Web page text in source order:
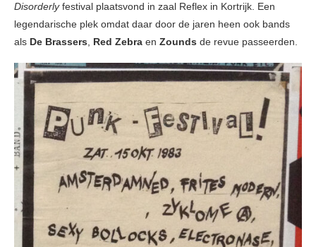
Disorderlyfestival plaatsvond in zaal Reflex in Kortrijk. Een
legendarische plek omdat daar door de jaren heen ook bands
als De Brassers, Red Zebra en Zounds de revue passeerden.